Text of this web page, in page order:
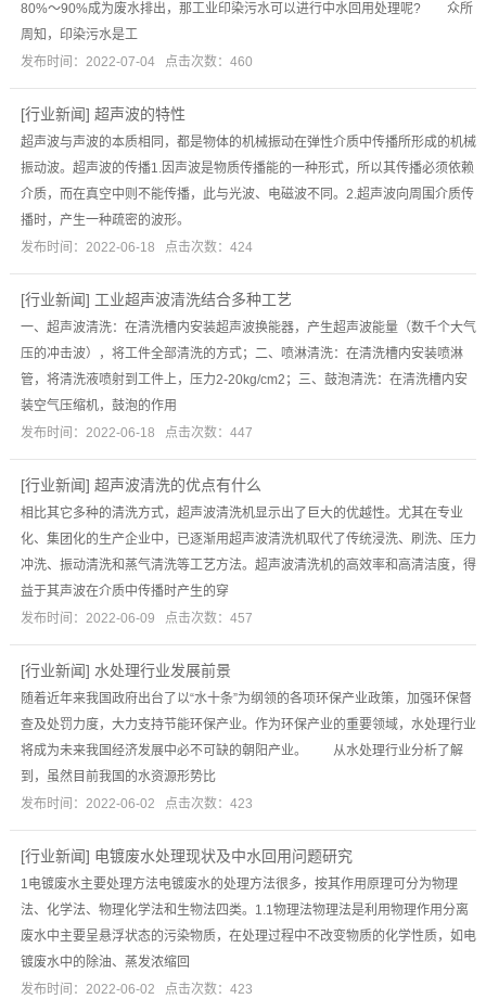
80%～90%成为废水排出，那工业印染污水可以进行中水回用处理呢? 众所
周知，印染污水是工
发布时间：2022-07-04 点击次数：460
[行业新闻] 超声波的特性
超声波与声波的本质相同，都是物体的机械振动在弹性介质中传播所形成的机械
振动波。超声波的传播1.因声波是物质传播能的一种形式，所以其传播必须依赖
介质，而在真空中则不能传播，此与光波、电磁波不同。2.超声波向周围介质传
播时，产生一种疏密的波形。
发布时间：2022-06-18 点击次数：424
[行业新闻] 工业超声波清洗结合多种工艺
一、超声波清洗：在清洗槽内安装超声波换能器，产生超声波能量（数千个大气
压的冲击波），将工件全部清洗的方式；二、喷淋清洗：在清洗槽内安装喷淋
管，将清洗液喷射到工件上，压力2-20kg/cm2；三、鼓泡清洗：在清洗槽内安
装空气压缩机，鼓泡的作用
发布时间：2022-06-18 点击次数：447
[行业新闻] 超声波清洗的优点有什么
相比其它多种的清洗方式，超声波清洗机显示出了巨大的优越性。尤其在专业
化、集团化的生产企业中，已逐渐用超声波清洗机取代了传统浸洗、刷洗、压力
冲洗、振动清洗和蒸气清洗等工艺方法。超声波清洗机的高效率和高清洁度，得
益于其声波在介质中传播时产生的穿
发布时间：2022-06-09 点击次数：457
[行业新闻] 水处理行业发展前景
随着近年来我国政府出台了以“水十条”为纲领的各项环保产业政策，加强环保督
查及处罚力度，大力支持节能环保产业。作为环保产业的重要领域，水处理行业
将成为未来我国经济发展中必不可缺的朝阳产业。 从水处理行业分析了解
到，虽然目前我国的水资源形势比
发布时间：2022-06-02 点击次数：423
[行业新闻] 电镀废水处理现状及中水回用问题研究
1电镀废水主要处理方法电镀废水的处理方法很多，按其作用原理可分为物理
法、化学法、物理化学法和生物法四类。1.1物理法物理法是利用物理作用分离
废水中主要呈悬浮状态的污染物质，在处理过程中不改变物质的化学性质，如电
镀废水中的除油、蒸发浓缩回
发布时间：2022-06-02 点击次数：423